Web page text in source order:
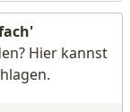
Hier kannst